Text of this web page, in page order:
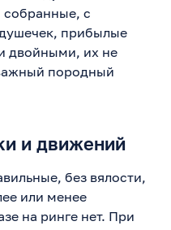
с
прибылые
двойными, их не
породный
и движений
без вялости,
или менее
на ринге нет. При